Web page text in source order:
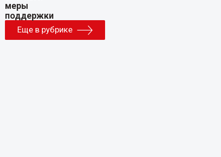
Еще в рубрике